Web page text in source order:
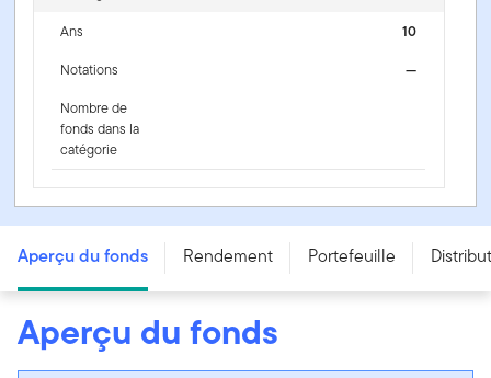
Ans
10
Notations
—
Nombre de
fonds dans la
catégorie
Portefeuille de FNB équilibré Franklin - Series T
Aperçu du fonds Rendement Portefeuille
Aperçu du fonds